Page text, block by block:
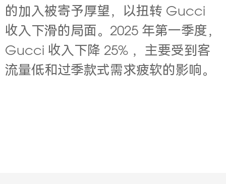
的加入被寄予厚望，以扭转 Gucci
收入下滑的局面。2025 年第一季度，
Gucci 收入下降 25% ，主要受到客
流量低和过季款式需求疲软的影响。